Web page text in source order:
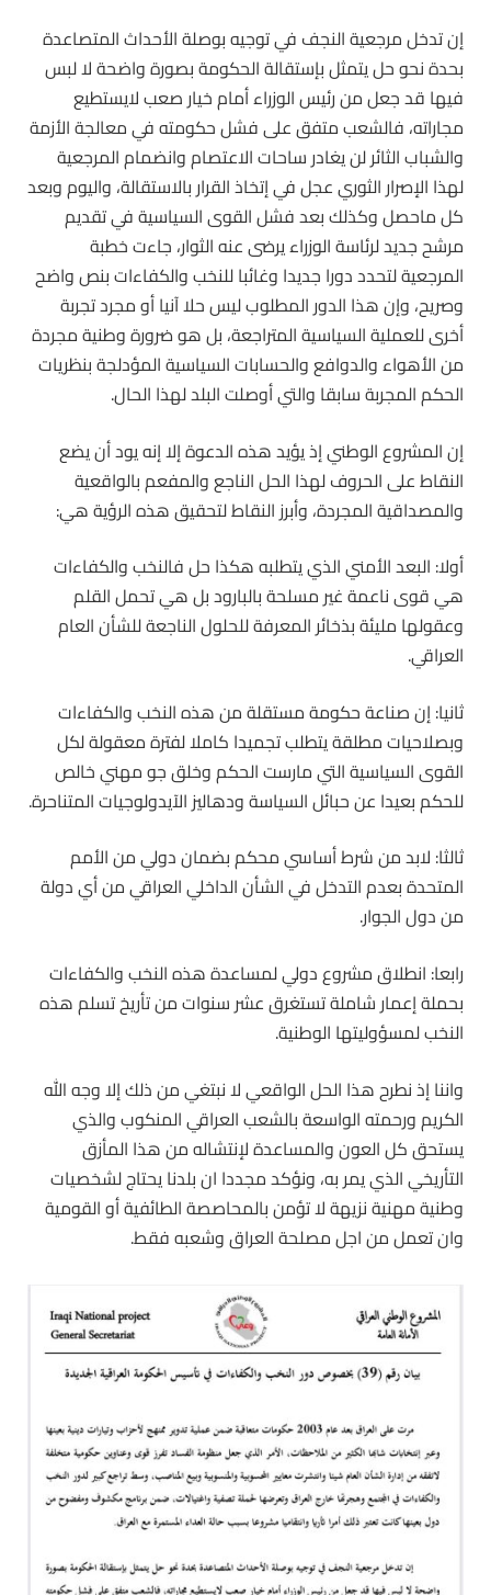
إن تدخل مرجعية النجف في توجيه بوصلة الأحداث المتصاعدة
بحدة نحو حل يتمثل بإستقالة الحكومة بصورة واضحة لا لبس
فيها قد جعل من رئيس الوزراء أمام خيار صعب لايستطيع
مجاراته، فالشعب متفق على فشل حكومته في معالجة الأزمة
والشباب الثائر لن يغادر ساحات الاعتصام وانضمام المرجعية
لهذا الإصرار الثوري عجل في إتخاذ القرار بالاستقالة، واليوم وبعد
كل ماحصل وكذلك بعد فشل القوى السياسية في تقديم
مرشح جديد لرئاسة الوزراء يرضى عنه الثوار، جاءت خطبة
المرجعية لتحدد دورا جديدا وغائبا للنخب والكفاءات بنص واضح
وصريح، وإن هذا الدور المطلوب ليس حلا آنيا أو مجرد تجربة
أخرى للعملية السياسية المتراجعة، بل هو ضرورة وطنية مجردة
من الأهواء والدوافع والحسابات السياسية المؤدلجة بنظريات
الحكم المجربة سابقا والتي أوصلت البلد لهذا الحال.
إن المشروع الوطني إذ يؤيد هذه الدعوة إلا إنه يود أن يضع
النقاط على الحروف لهذا الحل الناجع والمفعم بالواقعية
والمصداقية المجردة، وأبرز النقاط لتحقيق هذه الرؤية هي:
أولا: البعد الأمني الذي يتطلبه هكذا حل فالنخب والكفاءات
هي قوى ناعمة غير مسلحة بالبارود بل هي تحمل القلم
وعقولها مليئة بذخائر المعرفة للحلول الناجعة للشأن العام
العراقي.
ثانيا: إن صناعة حكومة مستقلة من هذه النخب والكفاءات
وبصلاحيات مطلقة يتطلب تجميدا كاملا لفترة معقولة لكل
القوى السياسية التي مارست الحكم وخلق جو مهني خالص
للحكم بعيدا عن حبائل السياسة ودهاليز الآيدولوجيات المتناحرة.
ثالثا: لابد من شرط أساسي محكم بضمان دولي من الأمم
المتحدة بعدم التدخل في الشأن الداخلي العراقي من أي دولة
من دول الجوار.
رابعا: انطلاق مشروع دولي لمساعدة هذه النخب والكفاءات
بحملة إعمار شاملة تستغرق عشر سنوات من تأريخ تسلم هذه
النخب لمسؤوليتها الوطنية.
واننا إذ نطرح هذا الحل الواقعي لا نبتغي من ذلك إلا وجه الله
الكريم ورحمته الواسعة بالشعب العراقي المنكوب والذي
يستحق كل العون والمساعدة لإنتشاله من هذا المأزق
التأريخي الذي يمر به، ونؤكد مجددا ان بلدنا يحتاج لشخصيات
وطنية مهنية نزيهة لا تؤمن بالمحاصصة الطائفية أو القومية
وان تعمل من اجل مصلحة العراق وشعبه فقط.